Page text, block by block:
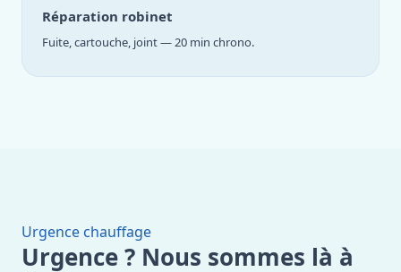
Réparation robinet
Fuite, cartouche, joint — 20 min chrono.
Urgence chauffage
Urgence ? Nous sommes là à